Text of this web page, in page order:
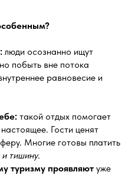
люди осознанно ищут
побыть вне потока
равновесие и
такой отдых помогает
Гости ценят
Многие готовы платить
тишину.
туризму проявляют уже